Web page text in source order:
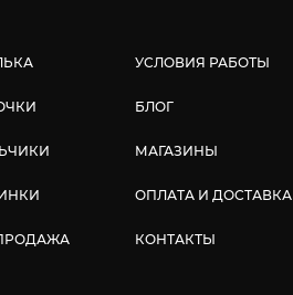
УСЛОВИЯ РАБОТЫ
БЛОГ
МАГАЗИНЫ
ОПЛАТА И ДОСТАВКА
КОНТАКТЫ